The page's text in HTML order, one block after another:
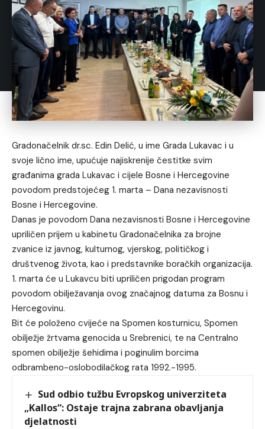
Gradonačelnik dr.sc. Edin Delić, u ime Grada Lukavac i u
svoje lično ime, upućuje najiskrenije čestitke svim
građanima grada Lukavac i cijele Bosne i Hercegovine
povodom predstojećeg 1. marta – Dana nezavisnosti
Bosne i Hercegovine.
Danas je povodom Dana nezavisnosti Bosne i Hercegovine
upriličen prijem u kabinetu Gradonačelnika za brojne
zvanice iz javnog, kulturnog, vjerskog, političkog i
društvenog života, kao i predstavnike boračkih organizacija.
1. marta će u Lukavcu biti upriličen prigodan program
povodom obilježavanja ovog značajnog datuma za Bosnu i
Hercegovinu.
Bit će položeno cvijeće na Spomen kosturnicu, Spomen
obilježje žrtvama genocida u Srebrenici, te na Centralno
spomen obilježje šehidima i poginulim borcima
odbrambeno-oslobodilačkog rata 1992.-1995.
Sud odbio tužbu Evropskog univerziteta
„Kallos“: Ostaje trajna zabrana obavljanja
djelatnosti